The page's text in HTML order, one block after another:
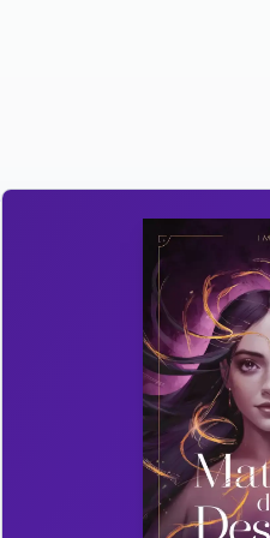
Vuoi
Ricevi la Tua Copia